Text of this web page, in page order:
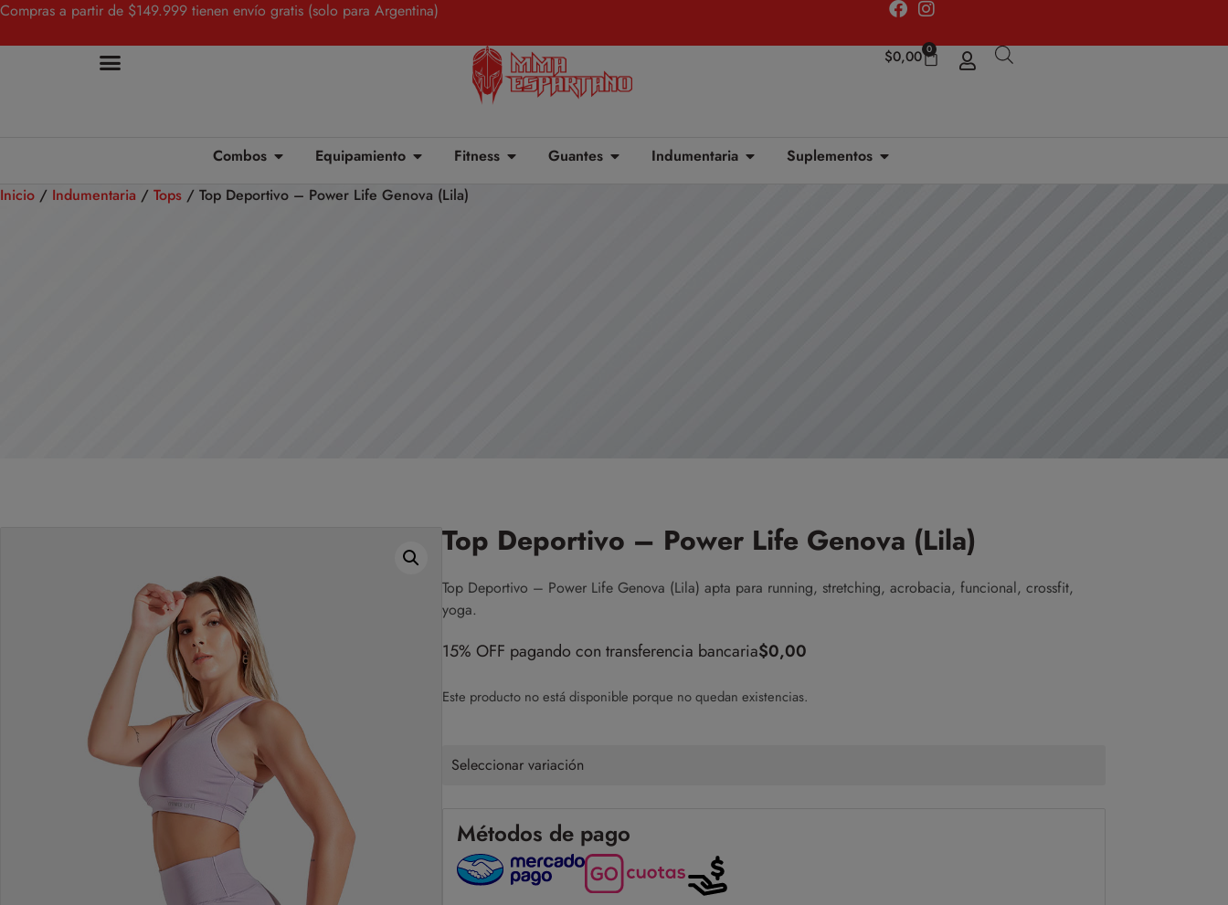
Compras a partir de $149.999 tienen envío gratis (solo para Argentina)
$0,00 0
Combos Equipamiento Fitness Guantes Indumentaria
Suplementos
Inicio / Indumentaria / Tops / Top Deportivo – Power Life Genova (Lila)
Top Deportivo – Power Life Genova (Lila)
Top Deportivo – Power Life Genova (Lila) apta para running, stretching, acrobacia, funcional, crossfit,
yoga.
15% OFF pagando con transferencia bancaria$0,00
Este producto no está disponible porque no quedan existencias.
Seleccionar variación
Métodos de pago